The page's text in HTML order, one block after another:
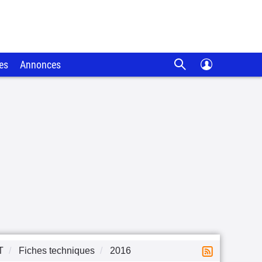
Annonces
Fiches techniques 2016